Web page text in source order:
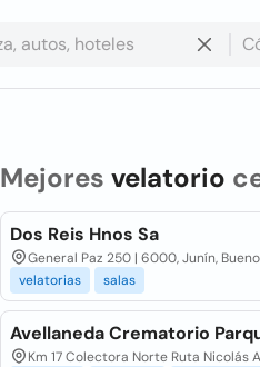
Mejores velatorio
Dos Reis Hnos Sa
General Paz 250 | 6000, Junín,
velatorias
salas
Avellaneda Crematorio
Km 17 Colectora Norte Ruta Nicolás